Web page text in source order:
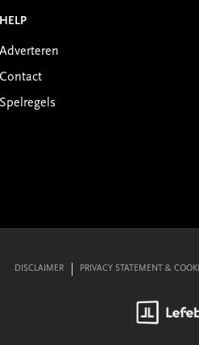
HELP
Adverteren
Contact
Spelregels
DISCLAIMER PRIVACY STATEMENT &